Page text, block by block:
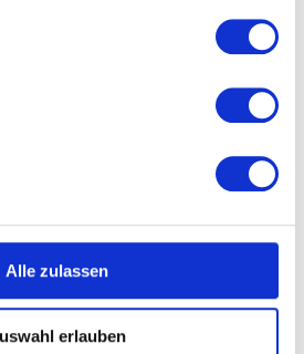
Alle zulassen
erlauben
Datenschutzerklärung